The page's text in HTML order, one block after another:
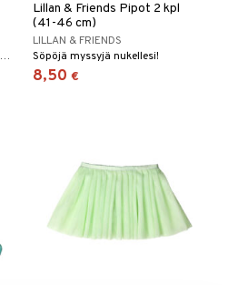
Kylpytakki, jossa on hienoja ommeltuja yksityiskohtia ja yksisarvisen sarvi.
Lillan & Friends Pipot 2 kpl
(41-46 cm)
LILLAN & FRIENDS
Söpöjä myssyjä nukellesi!
8,50 €